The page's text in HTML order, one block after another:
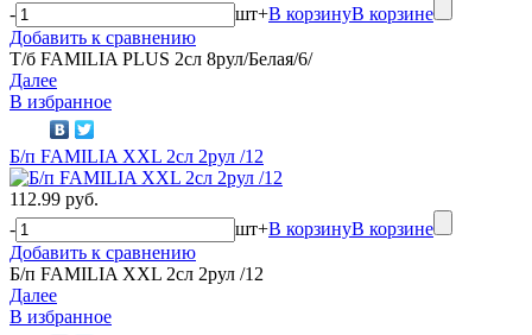
-
шт+В корзинуВ корзине
Добавить к сравнению
Т/б FAMILIA PLUS 2сл 8рул/Белая/6/
Далее
В избранное
Б/п FAMILIA XXL 2сл 2рул /12
112.99 руб.
-
шт+В корзинуВ корзине
Добавить к сравнению
Б/п FAMILIA XXL 2сл 2рул /12
Далее
В избранное